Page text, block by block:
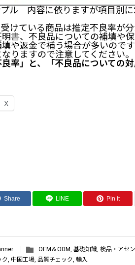
プル 内容に依りますが項目別に
けている商品は推定不良率が
書、不良品についての補填や
や返金で補う場合が多いので
りますので注意してください。
率」と、「不良品についての
X
Share LINE Pin it
OEM＆ODM, 基礎知識, 検品・アセ
ク, 中国工場, 品質チェック, 輸入